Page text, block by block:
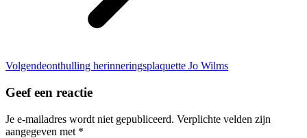
VolgendeVolgend
onthulling herinneringsplaquette Jo Wilms
Geef een reactie
Je e-mailadres wordt niet gepubliceerd. Verplichte velden zijn
aangegeven met *